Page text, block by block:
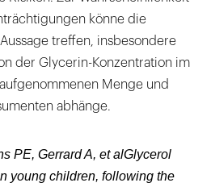
könne die
treffen, insbesondere
der Glycerin-Konzentration im
Menge und
abhänge.
PE, Gerrard A, et alGlycerol
young children, following the